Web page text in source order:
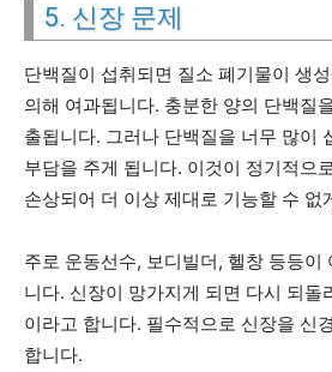
5. 신장 문제
단백질이 섭취되면 질소 폐기물이 생
의해 여과됩니다. 충분한 양의 단백질
출됩니다. 그러나 단백질을 너무 많이
부담을 주게 됩니다. 이것이 정기적으
손상되어 더 이상 제대로 기능할 수 없
주로 운동선수, 보디빌더, 헬창 등등이
니다. 신장이 망가지게 되면 다시 되돌
이라고 합니다. 필수적으로 신장을 신
합니다.